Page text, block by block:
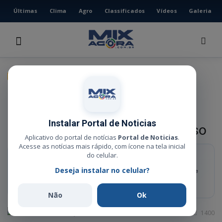
Últimas Clima Agro Classificados Vídeos Galeria
ÚLTIMAS
GALERIA
MUSICA
Instalar Portal de Noticias
Aplicativo do portal de notícias Portal de Noticias.
Acesse as notícias mais rápido, com ícone na tela inicial
do celular.
Deseja instalar no celular?
Não Ok
Investidores chineses avaliam
lixo em energia em Mato Grosso
Comitiva internacional participa da FIT Pantanal Business Meeting e
1400